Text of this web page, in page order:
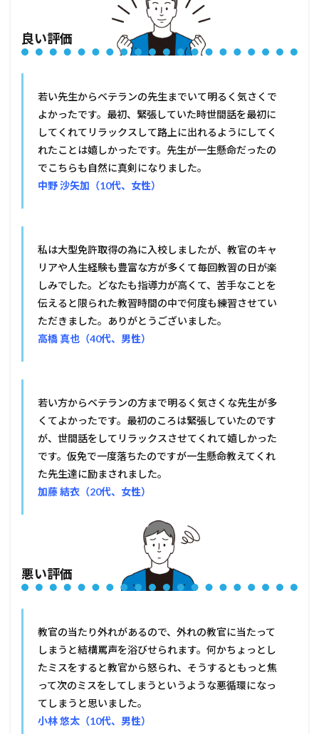
良い評価
若い先生からベテランの先生までいて明るく気さくで
よかったです。最初、緊張していた時世間話を最初に
してくれてリラックスして路上に出れるようにしてく
れたことは嬉しかったです。先生が一生懸命だったの
でこちらも自然に真剣になりました。
中野 沙矢加（10代、女性）
私は大型免許取得の為に入校しましたが、教官のキャ
リアや人生経験も豊富な方が多くて毎回教習の日が楽
しみでした。どなたも指導力が高くて、苦手なことを
伝えると限られた教習時間の中で何度も練習させてい
ただきました。ありがとうございました。
高橋 真也（40代、男性）
若い方からベテランの方まで明るく気さくな先生が多
くてよかったです。最初のころは緊張していたのです
が、世間話をしてリラックスさせてくれて嬉しかった
です。仮免で一度落ちたのですが一生懸命教えてくれ
た先生達に励まされました。
加藤 結衣（20代、女性）
悪い評価
教官の当たり外れがあるので、外れの教官に当たって
しまうと結構罵声を浴びせられます。何かちょっとし
たミスをすると教官から怒られ、そうするともっと焦
って次のミスをしてしまうというような悪循環になっ
てしまうと思いました。
小林 悠太（10代、男性）